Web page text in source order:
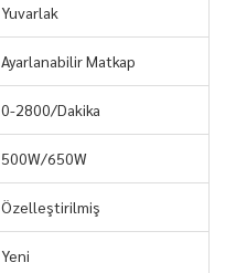
Yuvarlak
Ayarlanabilir Matkap
0-2800/Dakika
500W/650W
Özelleştirilmiş
Yeni